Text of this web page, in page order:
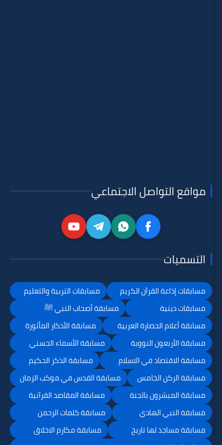
الاجتماعي
القرآن الكريم
مسابقات التربية والتعليم
مسابقة أصحاب النبي ﷺ
العربية
مسابقة الأذكار المأثورة
النووية
مسابقة الأسماء الحسني
في الاسلام
مسابقة الذكر الحكيم
الخامس
مسابقة القدس في موكب الزمان
بالجنة
مسابقة المقاصد القرآنية
الهادي
مسابقة كلمات الرحمن
لها تاريخ
مسابقة مكارم الاخلاق